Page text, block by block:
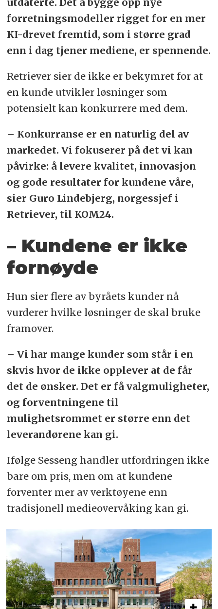
forretningsmodeller rigget for en mer
KI-drevet fremtid, som i større grad
enn i dag tjener mediene, er spennende.
Retriever sier de ikke er bekymret for at
en kunde utvikler løsninger som
potensielt kan konkurrere med dem.
– Konkurranse er en naturlig del av
markedet. Vi fokuserer på det vi kan
påvirke: å levere kvalitet, innovasjon
og gode resultater for kundene våre,
sier Guro Lindebjerg, norgessjef i
Retriever, til KOM24.
– Kundene er ikke
fornøyde
Hun sier flere av byråets kunder nå
vurderer hvilke løsninger de skal bruke
framover.
– Vi har mange kunder som står i en
skvis hvor de ikke opplever at de får
det de ønsker. Det er få valgmuligheter,
og forventningene til
mulighetsrommet er større enn det
leverandørene kan gi.
Ifølge Sesseng handler utfordringen ikke
bare om pris, men om at kundene
forventer mer av verktøyene enn
tradisjonell medieovervåking kan gi.